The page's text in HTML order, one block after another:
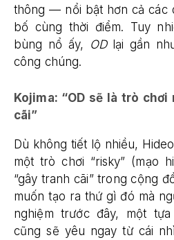
thông — nổi bật hơn cả các
bố cùng thời điểm. Tuy
bùng nổ ấy, ODlại gần
công chúng.
Kojima: “OD sẽ là trò
cãi”
Dù không tiết lộ nhiều,
một trò chơi “risky” (mạo
“gây tranh cãi” trong cộng
muốn tạo ra thứ gì đó mà
nghiệm trước đây, một
cũng sẽ yêu ngay từ cái